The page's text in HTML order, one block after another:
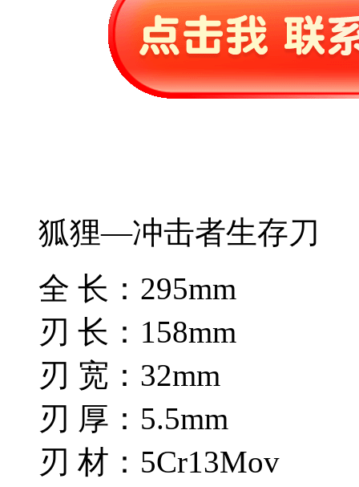
狐狸—冲击者生存刀
全 长：295mm
刃 长：158mm
刃 宽：32mm
刃 厚：5.5mm
刃 材：5Cr13Mov